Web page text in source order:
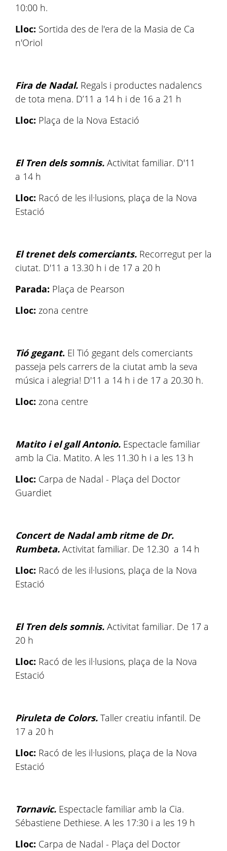
10:00 h.
Lloc: Sortida des de l'era de la Masia de Ca
n'Oriol
Fira de Nadal. Regals i productes nadalencs
de tota mena. D’11 a 14 h i de 16 a 21 h
Lloc: Plaça de la Nova Estació
El Tren dels somnis. Activitat familiar. D'11
a 14 h
Lloc: Racó de les il·lusions, plaça de la Nova
Estació
El trenet dels comerciants. Recorregut per la
ciutat. D'11 a 13.30 h i de 17 a 20 h
Parada: Plaça de Pearson
Lloc: zona centre
Tió gegant. El Tió gegant dels comerciants
passeja pels carrers de la ciutat amb la seva
música i alegria! D'11 a 14 h i de 17 a 20.30 h.
Lloc: zona centre
Matito i el gall Antonio. Espectacle familiar
amb la Cia. Matito. A les 11.30 h i a les 13 h
Lloc: Carpa de Nadal - Plaça del Doctor
Guardiet
Concert de Nadal amb ritme de Dr.
Rumbeta. Activitat familiar. De 12.30 a 14 h
Lloc: Racó de les il·lusions, plaça de la Nova
Estació
El Tren dels somnis. Activitat familiar. De 17 a
20 h
Lloc: Racó de les il·lusions, plaça de la Nova
Estació
Piruleta de Colors. Taller creatiu infantil. De
17 a 20 h
Lloc: Racó de les il·lusions, plaça de la Nova
Estació
Tornavic. Espectacle familiar amb la Cia.
Sébastiene Dethiese. A les 17:30 i a les 19 h
Lloc: Carpa de Nadal - Plaça del Doctor